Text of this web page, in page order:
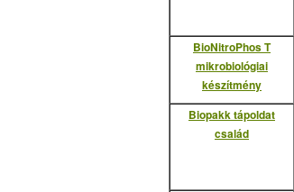
BioNitroPhos T
mikrobiológiai
készítmény
Biopakk tápoldat
család